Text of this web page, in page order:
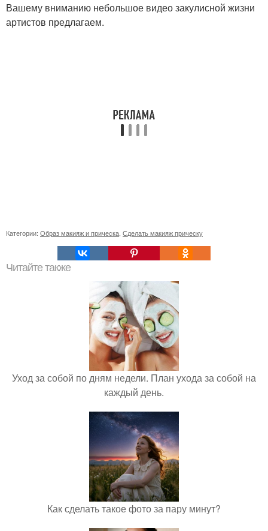
Вашему вниманию небольшое видео закулисной жизни
артистов предлагаем.
Категории: Образ макияж и прическа Сделать макияж прическу
Читайте также
Уход за собой по дням недели. План ухода за собой на
каждый день.
Как сделать такое фото за пару минут?